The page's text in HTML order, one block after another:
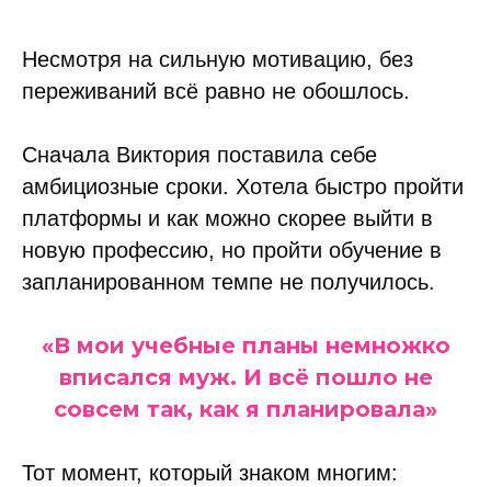
Несмотря на сильную мотивацию, без
переживаний всё равно не обошлось.
Сначала Виктория поставила себе
амбициозные сроки. Хотела быстро пройти
платформы и как можно скорее выйти в
новую профессию, но пройти обучение в
запланированном темпе не получилось.
«В мои учебные планы немножко
вписался муж. И всё пошло не
совсем так, как я планировала»
Тот момент, который знаком многим: